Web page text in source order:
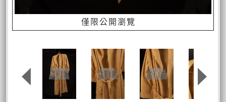
僅限公開瀏覽